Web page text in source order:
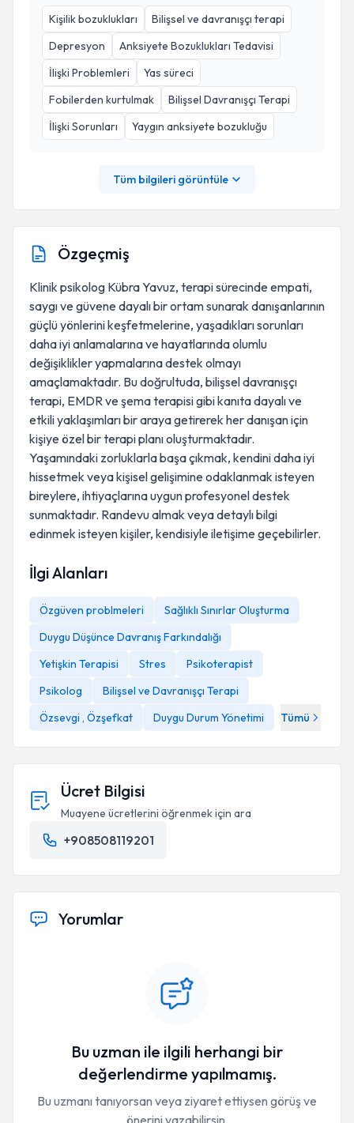
Kişilik bozuklukları
Bilişsel ve davranışçı terapi
Depresyon
Anksiyete Bozuklukları Tedavisi
İlişki Problemleri
Yas süreci
Fobilerden kurtulmak
Bilişsel Davranışçı Terapi
İlişki Sorunları
Yaygın anksiyete bozukluğu
Tüm bilgileri görüntüle
Özgeçmiş
Klinik psikolog Kübra Yavuz, terapi sürecinde empati,
saygı ve güvene dayalı bir ortam sunarak danışanlarının
güçlü yönlerini keşfetmelerine, yaşadıkları sorunları
daha iyi anlamalarına ve hayatlarında olumlu
değişiklikler yapmalarına destek olmayı
amaçlamaktadır. Bu doğrultuda, bilişsel davranışçı
terapi, EMDR ve şema terapisi gibi kanıta dayalı ve
etkili yaklaşımları bir araya getirerek her danışan için
kişiye özel bir terapi planı oluşturmaktadır.
Yaşamındaki zorluklarla başa çıkmak, kendini daha iyi
hissetmek veya kişisel gelişimine odaklanmak isteyen
bireylere, ihtiyaçlarına uygun profesyonel destek
sunmaktadır. Randevu almak veya detaylı bilgi
edinmek isteyen kişiler, kendisiyle iletişime geçebilirler.
İlgi Alanları
Özgüven problmeleri
Sağlıklı Sınırlar Oluşturma
Duygu Düşünce Davranış Farkındalığı
Yetişkin Terapisi
Stres
Psikoterapist
Psikolog
Bilişsel ve Davranışçı Terapi
Özsevgi , Özşefkat
Duygu Durum Yönetimi Tümü
Ücret Bilgisi
Muayene ücretlerini öğrenmek için ara
+908508119201
Yorumlar
Bu uzman ile ilgili herhangi bir
değerlendirme yapılmamış.
Bu uzmanı tanıyorsan veya ziyaret ettiysen görüş ve
önerini yazabilirsin.